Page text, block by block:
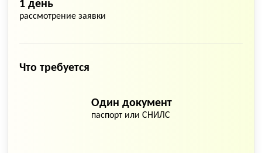
1 день
рассмотрение заявки
Что требуется
Один документ
паспорт или СНИЛС